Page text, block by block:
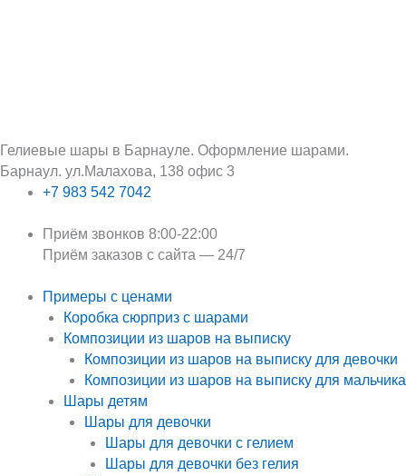
Гелиевые шары в Барнауле. Оформление шарами.
Барнаул. ул.Малахова, 138 офис 3
+7 983 542 7042
Приём звонков 8:00-22:00
Приём заказов с сайта — 24/7
Примеры с ценами
Коробка сюрприз с шарами
Композиции из шаров на выписку
Композиции из шаров на выписку для девочки
Композиции из шаров на выписку для мальчика
Шары детям
Шары для девочки
Шары для девочки с гелием
Шары для девочки без гелия